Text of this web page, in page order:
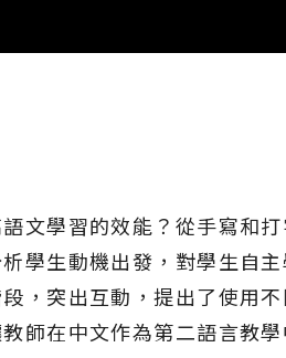
文學習的效能？從手寫和
學生動機出發，對學生自
，突出互動，提出了使用
師在中文作為第二語言教